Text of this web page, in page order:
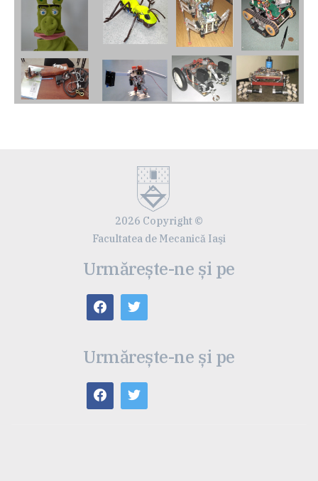
2026 Copyright ©
Facultatea de Mecanică Iaşi
Urmărește-ne și pe
Urmărește-ne și pe